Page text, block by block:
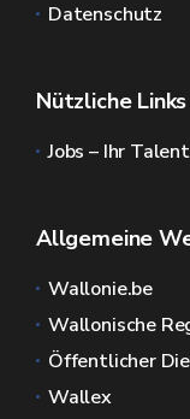
Datenschutz
Nützliche Links
Jobs – Ihr
Allgemeine
Wallonie.be
Wallonische
Öffentlicher
Wallex